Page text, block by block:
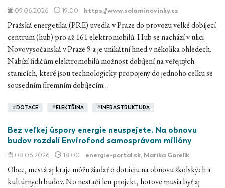
09.06.2026 19:00 https://www.solarninovinky.cz
Pražská energetika (PRE) uvedla v Praze do provozu velké dobíjecí
centrum (hub) pro až 161 elektromobilů. Hub se nachází v ulici
Novovysočanská v Praze 9 a je unikátní hned v několika ohledech.
Nabízí řidičům elektromobilů možnost dobíjení na veřejných
stanicích, které jsou technologicky propojeny do jednoho celku se
sousedním firemním dobíjecím…
# DOTACE # ELEKTŘINA # INFRASTRUKTURA
Bez veľkej úspory energie neuspejete. Na obnovu
budov rozdelí Envirofond samosprávam milióny
08.06.2026 18:00 energie-portal.sk, Marika Gorelík
Obce, mestá aj kraje môžu žiadať o dotáciu na obnovu školských a
kultúrnych budov. No nestačí len projekt, hotové musia byť aj